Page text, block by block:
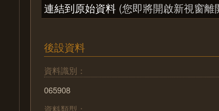
連結到原始資料 (您即將開啟新視窗離
後設資料
資料識別：
065908